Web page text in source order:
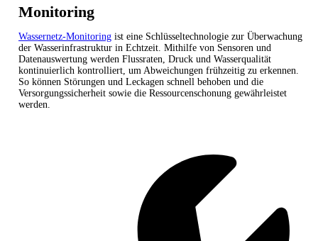
Monitoring
Wassernetz-Monitoring ist eine Schlüsseltechnologie zur Überwachung
der Wasserinfrastruktur in Echtzeit. Mithilfe von Sensoren und
Datenauswertung werden Flussraten, Druck und Wasserqualität
kontinuierlich kontrolliert, um Abweichungen frühzeitig zu erkennen.
So können Störungen und Leckagen schnell behoben und die
Versorgungssicherheit sowie die Ressourcenschonung gewährleistet
werden.